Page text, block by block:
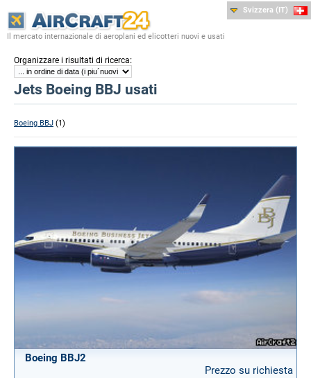
Il mercato internazionale di aeroplani ed elicotteri nuovi e usati
Svizzera (IT)
Organizzare i risultati di ricerca:
Jets Boeing BBJ usati
Boeing BBJ (1)
Boeing BBJ2
Prezzo su richiesta